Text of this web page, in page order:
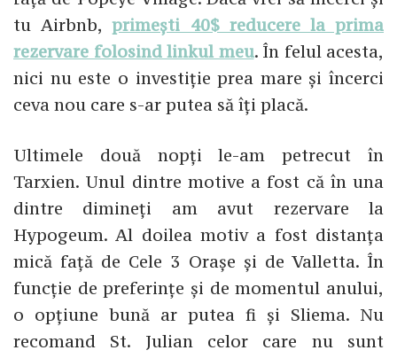
tu Airbnb,primești 40$ reducere la prima
rezervare folosind linkul meu. În felul acesta,
nici nu este o investiție prea mare și încerci
ceva nou care s-ar putea să îți placă.
Ultimele două nopți le-am petrecut în
Tarxien. Unul dintre motive a fost că în una
dintre dimineți am avut rezervare la
Hypogeum. Al doilea motiv a fost distanța
mică față de Cele 3 Orașe și de Valletta. În
funcție de preferințe și de momentul anului,
o opțiune bună ar putea fi și Sliema. Nu
recomand St. Julian celor care nu sunt